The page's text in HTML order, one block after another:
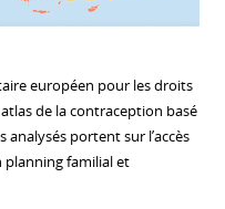
européen pour les droits
de la contraception basé
portent sur l’accès
planning familial et